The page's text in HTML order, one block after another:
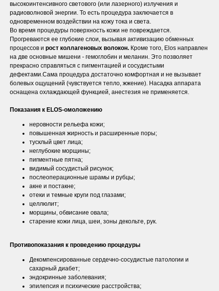
высокоинтенсивного светового (или лазерного) излучения и
радиоволновой энергии. То есть процедура заключается в
одновременном воздействии на кожу тока и света.
Во время процедуры поверхность кожи не повреждается.
Прогреваются ее глубокие слои, вызывая активизацию обменных
процессов и рост коллагеновых волокон. Кроме того, Elos направлен
на две основные мишени - гемоглобин и меланин. Это позволяет
прекрасно справляться с пигментацией и сосудистыми
дефектами.Сама процедура достаточно комфортная и не вызывает
болевых ощущений (чувствуется тепло, жжение). Насадка аппарата
оснащена охлаждающей функцией, анестезия не применяется.
Показания к ELOS-омоложению
неровности рельефа кожи;
повышенная жирность и расширенные поры;
тусклый цвет лица;
неглубокие морщины;
пигментные пятна;
видимый сосудистый рисунок;
послеоперационные шрамы и рубцы;
акне и постакне;
отеки и темные круги под глазами;
целлюлит;
морщины, обвисание овала;
старение кожи лица, шеи, зоны декольте, рук.
Противопоказания к проведению процедуры
Декомпенсированные сердечно-сосудистые патологии и
сахарный диабет;
эндокринные заболевания;
эпилепсия и психические расстройства;